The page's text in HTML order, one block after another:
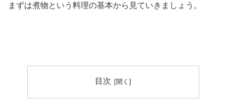
まずは煮物という料理の基本から見ていきましょう。
目次